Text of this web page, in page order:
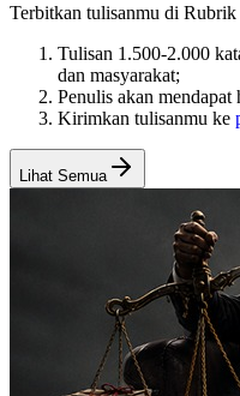
Terbitkan tulisanmu di
Tulisan 1.500-2.000
dan masyarakat;
Penulis akan
Kirimkan tulisanmu ke
Lihat Semua